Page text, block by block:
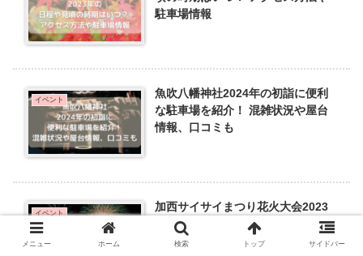
駐車場情報
イベント
魚吹八幡神社2024年の初詣に便利
な駐車場を紹介！ 混雑状況や屋台
情報、口コミも
イベント
加西サイサイまつり花火大会2023
年の穴場スポットや見える場所は？
アクセスや駐車場、屋台情報も
メニュー ホーム 検索 トップ サイドバー